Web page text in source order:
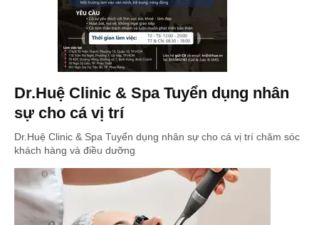
Dr.Huệ Clinic & Spa Tuyển dụng nhân
sự cho cá vị trí
Dr.Huệ Clinic & Spa Tuyển dụng nhân sự cho cá vị trí chăm sóc
khách hàng và điều dưỡng